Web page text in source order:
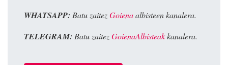
WHATSAPP: Batu zaitezGoienaalbisteen kanalera.
TELEGRAM: Batu zaitezGoienaAlbisteakkanalera.